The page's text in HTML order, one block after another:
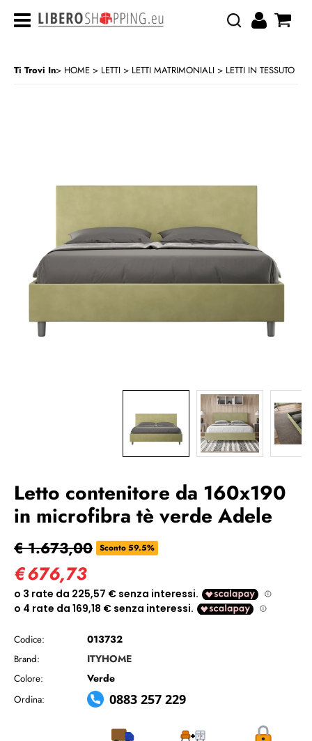
Ti Trovi In HOME LETTI LETTI MATRIMONIALI LETTI IN TESSUTO
Letto contenitore da 160x190
in microfibra tè verde Adele
€ 1.673,00 Sconto 59.5%
€676,73
Codice: 013732
Brand: ITYHOME
Colore: Verde
Ordina: 0883 257 229